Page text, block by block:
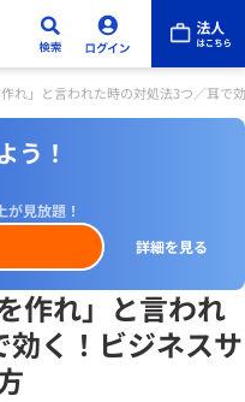
作れ」と言われた時の対処法3つ／耳
う！
見放題！
詳細を見る
作れ」と言われ
く！ビジネスサ